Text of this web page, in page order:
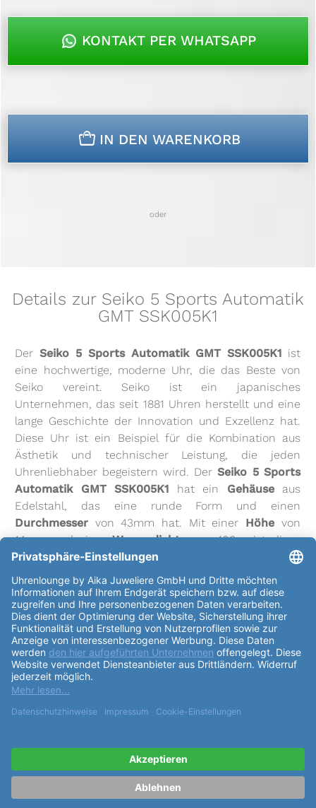
KONTAKT PER WHATSAPP
n IN DEN WARENKORB
oder
Details zur Seiko 5 Sports Automatik
GMT SSK005K1
DerSeiko 5 Sports Automatik GMT SSK005K1 ist
eine hochwertige, moderne Uhr, die das Beste von
Seiko vereint. Seiko ist ein japanisches
Unternehmen, das seit 1881 Uhren herstellt und eine
lange Geschichte der Innovation und Exzellenz hat.
Diese Uhr ist ein Beispiel für die Kombination aus
Ästhetik und technischer Leistung, die jeden
Uhrenliebhaber begeistern wird. DerSeiko 5 Sports
Automatik GMT SSK005K1 hat ein Gehäuse aus
Edelstahl, das eine runde Form und einen
Durchmesser von 43mm hat. Mit einer Höhe von
14mm und einerWasserdichtevon 100m ist diese
Uhr ein echtes Meisterstück. Die beidseitig drehbare
Lünette
aus Edelstahl und schwarzem Finish, der
verschraubte Sichtboden und das Hardlexglas mit
Lupe machen diese Uhr zu einem echten Blickfang.
Das Uhrwerk desSeiko 5 Sports Automatik GMT
SSK005K1 ist ein Seiko 4R34 Automatikwerk, das bis
zu 41h Gangreserve hat und 21600 Halbschwingungen
pro Stunde erzeugt. Das
mit Punkte-Indexen versehen. Das Jubilee-
Edelstahlarmband ist silberfarben und mit einer
, einschließlich Lumibrite, Datum,
Datumslupe, beidseitiger automatischerAufzug
(Magischer Hebel), Kronenschutz, Sekundenstopp